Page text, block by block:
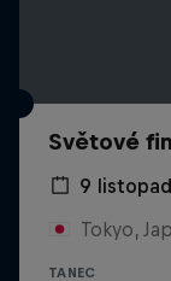
Světové
9
Tokyo,
TANEC